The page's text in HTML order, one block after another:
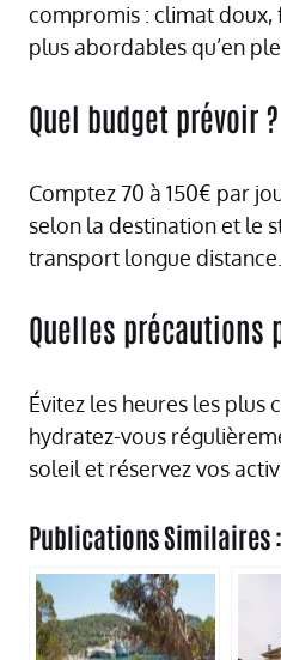
compromis : climat
plus abordables qu’en
Quel budget prévoir ?
Comptez 70 à 150€ par
selon la destination et le
transport longue distance.
Quelles précautions
Évitez les heures les plus
hydratez-vous
soleil et réservez vos
Publications Similaires :